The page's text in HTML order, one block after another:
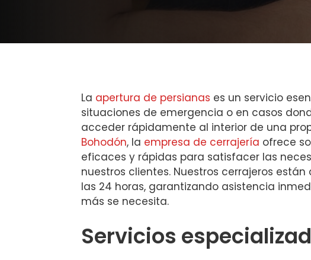
La apertura de persianas es un servicio
situaciones de emergencia o en casos
acceder rápidamente al interior de una
Bohodón, la empresa de cerrajería ofrece
eficaces y rápidas para satisfacer las
nuestros clientes. Nuestros cerrajeros están
las 24 horas, garantizando asistencia
más se necesita.
Servicios